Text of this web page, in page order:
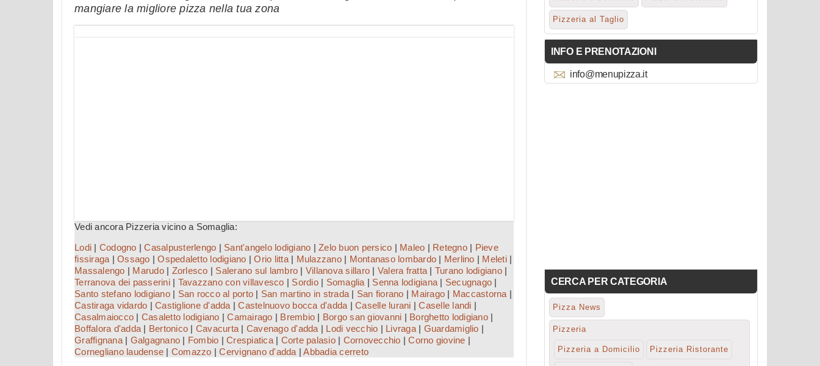
mangiare la migliore pizza nella tua zona
Vedi ancora Pizzeria vicino a Somaglia:
Lodi | Codogno |Casalpusterlengo | Sant'angelo lodigiano | Zelo buon persico | Maleo | Retegno| Pieve
fissiraga | Ossago |Ospedaletto lodigiano |Orio litta| Mulazzano| Montanaso lombardo | Merlino | Meleti|
Massalengo | Marudo| Zorlesco | Salerano sul lambro | Villanova sillaro | Valera fratta | Turano lodigiano|
Terranova dei passerini| Tavazzano con villavesco | Sordio| Somaglia | Senna lodigiana | Secugnago |
Santo stefano lodigiano| San rocco al porto | San martino in strada | San fiorano | Mairago | Maccastorna |
Castiraga vidardo | Castiglione d'adda |Castelnuovo bocca d'adda | Caselle lurani |Caselle landi |
Casalmaiocco | Casaletto lodigiano |Camairago | Brembio | Borgo san giovanni | Borghetto lodigiano|
Boffalora d'adda | Bertonico | Cavacurta | Cavenago d'adda | Lodi vecchio | Livraga| Guardamiglio |
Graffignana| Galgagnano | Fombio | Crespiatica| Corte palasio| Cornovecchio |Corno giovine |
Cornegliano laudense | Comazzo |Cervignano d'adda |Abbadia cerreto
Pizzeria al Taglio
INFO E PRENOTAZIONI
info@menupizza.it
CERCA PER CATEGORIA
Pizza News
Pizzeria
Pizzeria a Domicilio Pizzeria Ristorante